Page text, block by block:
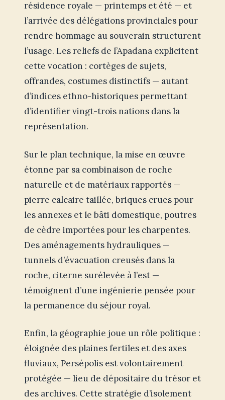
résidence royale — printemps et été — et
l’arrivée des délégations provinciales pour
rendre hommage au souverain structurent
l’usage. Les reliefs de l’Apadana explicitent
cette vocation : cortèges de sujets,
offrandes, costumes distinctifs — autant
d’indices ethno-historiques permettant
d’identifier vingt-trois nations dans la
représentation.
Sur le plan technique, la mise en œuvre
étonne par sa combinaison de roche
naturelle et de matériaux rapportés —
pierre calcaire taillée, briques crues pour
les annexes et le bâti domestique, poutres
de cèdre importées pour les charpentes.
Des aménagements hydrauliques —
tunnels d’évacuation creusés dans la
roche, citerne surélevée à l’est —
témoignent d’une ingénierie pensée pour
la permanence du séjour royal.
Enfin, la géographie joue un rôle politique :
éloignée des plaines fertiles et des axes
fluviaux, Persépolis est volontairement
protégée — lieu de dépositaire du trésor et
des archives. Cette stratégie d’isolement